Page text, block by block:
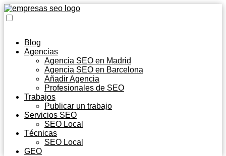
Blog
Agencias
Agencia SEO en Madrid
Agencia SEO en Barcelona
Añadir Agencia
Profesionales de SEO
Trabajos
Publicar un trabajo
Servicios SEO
SEO Local
Técnicas
SEO Local
GEO